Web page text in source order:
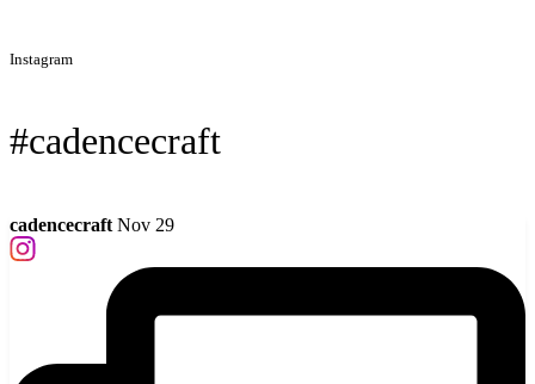
Instagram
#cadencecraft
cadencecraft Nov 29